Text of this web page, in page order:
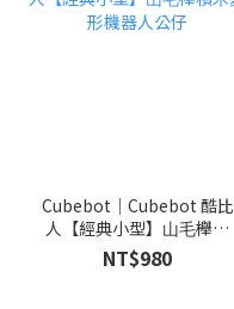
Cubebot｜Cubebot 酷比
⼈【經典⼩型】⼭⽑櫸積
⽊變形機器⼈公仔
NT$980